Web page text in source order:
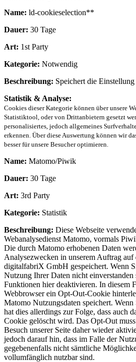
Name: ld-cookieselection**
Dauer: 30 Tage
Art: 1st Party
Kategorie: Notwendig
Beschreibung: Speichert die
Statistik & Analyse:
Cookies dieser Kategorie können über unsere
Statistiktool, oder von Drittanbietern gesetzt
personalisiertes, jedoch allgemeines
erkennen. Über diese Auswertung können wir
besser für unsere Besucher optimieren.
Name: Matomo/Piwik
Dauer: 30 Tage
Art: 3rd Party
Kategorie: Statistik
Beschreibung: Diese Webseite
Webanalysedienst Matomo, vormals
Die durch Matomo erhobenen Daten
Analysezwecken in unserem Auftrag auf
digitalfabriX GmbH gespeichert. Wenn
Nutzung Ihrer Daten nicht einverstanden
Funktionen hier deaktivieren. In diesem
Webbrowser ein Opt-Out-Cookie
Matomo Nutzungsdaten speichert.
hat dies allerdings zur Folge, dass auch
Cookie gelöscht wird. Das Opt-Out
Besuch unserer Seite daher wieder
jedoch darauf hin, dass im Falle der
gegebenenfalls nicht sämtliche
vollumfänglich nutzbar sind.